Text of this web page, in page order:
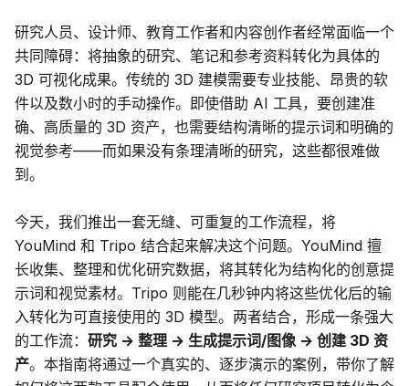
博客
更新
研究人员、设计师、教育工作者和内容创作者经常面临一个
共同障碍：将抽象的研究、笔记和参考资料转化为具体的
3D 可视化成果。传统的 3D 建模需要专业技能、昂贵的软
件以及数小时的手动操作。即使借助 AI 工具，要创建准
确、高质量的 3D 资产，也需要结构清晰的提示词和明确的
视觉参考——而如果没有条理清晰的研究，这些都很难做
到。
今天，我们推出一套无缝、可重复的工作流程，将
YouMind 和 Tripo 结合起来解决这个问题。YouMind 擅
长收集、整理和优化研究数据，将其转化为结构化的创意提
示词和视觉素材。Tripo 则能在几秒钟内将这些优化后的输
入转化为可直接使用的 3D 模型。两者结合，形成一条强大
的工作流： 研究 → 整理 → 生成提示词/图像 → 创建 3D 资
产。本指南将通过一个真实的、逐步演示的案例，带你了解